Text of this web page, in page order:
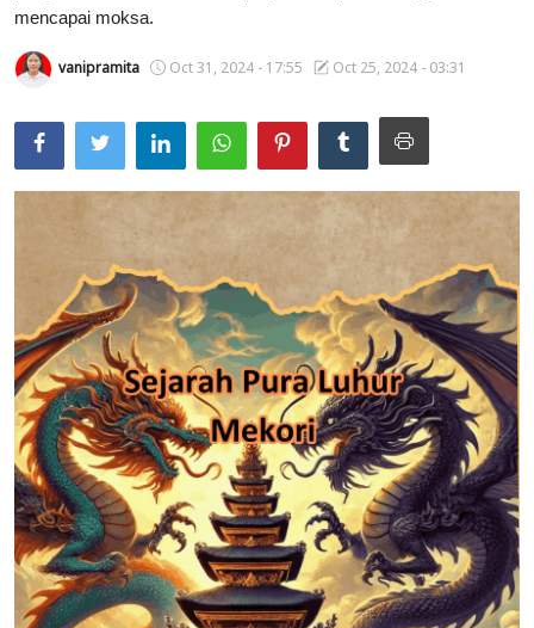
Kisah
Usadha
Indonesia
mencapai moksa.
vanipramita Oct 31, 2024 - 17:55 Oct 25, 2024 - 03:31